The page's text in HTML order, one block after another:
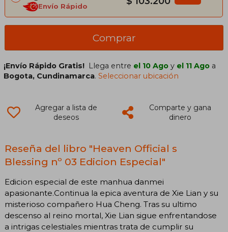
Envío Rápido
Comprar
¡Envío Rápido Gratis! Llega entre el 10 Ago y el 11 Ago a
Bogota, Cundinamarca.Seleccionar ubicación
Agregar a lista de
deseos
Comparte y gana
dinero
Reseña del libro "Heaven Official s
Blessing nº 03 Edicion Especial"
Edicion especial de este manhua danmei
apasionante.Continua la epica aventura de Xie Lian y su
misterioso compañero Hua Cheng. Tras su ultimo
descenso al reino mortal, Xie Lian sigue enfrentandose
a intrigas celestiales mientras trata de cumplir su